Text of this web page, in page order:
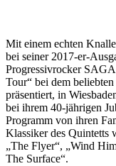
Mit einem echten
bei seiner 2017-er-
Progressivrocker
Tour“ bei dem
präsentiert, in
bei ihrem 40-jährigen
Programm von ihren
Klassiker des Quintetts
„The Flyer“, „Wind
The Surface“.